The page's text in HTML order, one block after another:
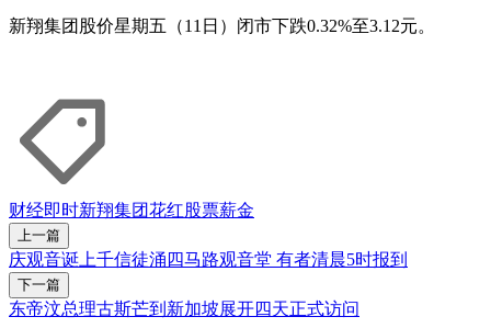
新翔集团股价星期五（11日）闭市下跌0.32%至3.12元。
财经即时新翔集团花红股票薪金
上一篇
庆观音诞上千信徒涌四马路观音堂 有者清晨5时报到
下一篇
东帝汶总理古斯芒到新加坡展开四天正式访问